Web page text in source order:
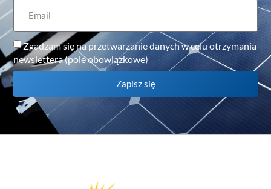
Zgadzam się na przetwarzanie danych w celu otrzymania
newslettera (pole obowiązkowe)
Zapisz się